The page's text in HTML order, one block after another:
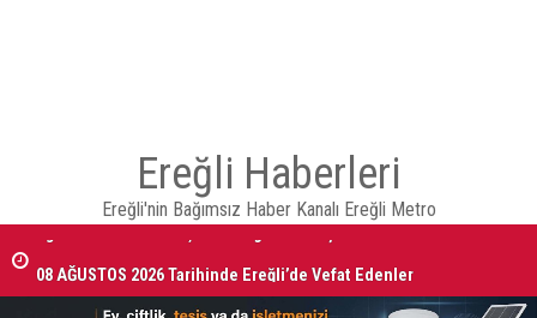
Ereğli Haberleri
Ereğli'nin Bağımsız Haber Kanalı Ereğli Metro
08 AĞUSTOS 2026 Tarihinde Ereğli’de Vefat Edenler